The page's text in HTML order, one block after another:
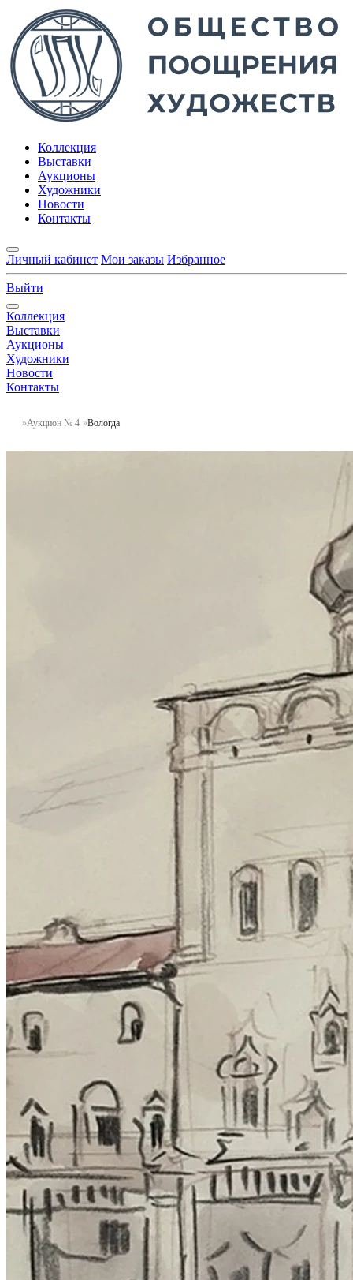
Коллекция
Выставки
Аукционы
Художники
Новости
Контакты
Личный кабинет Мои заказы Избранное
Выйти
Коллекция
Выставки
Аукционы
Художники
Новости
Контакты
Аукцион № 4 Вологда